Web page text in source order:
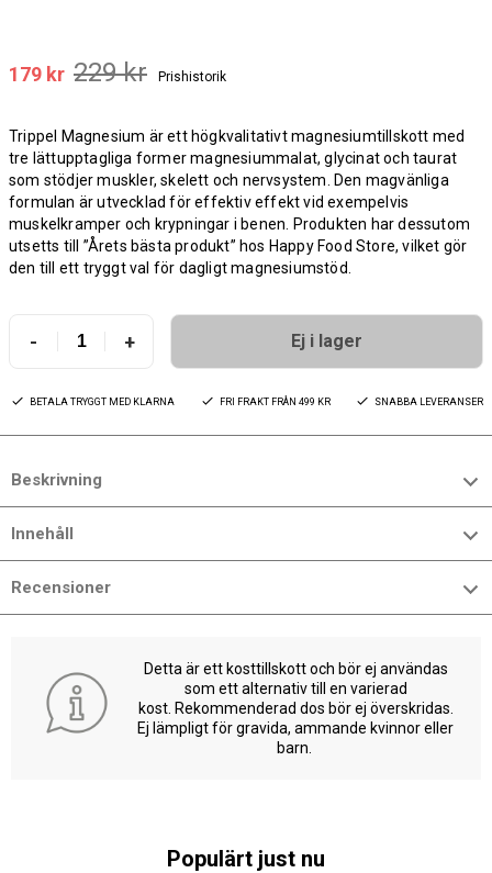
179 kr 229 kr Prishistorik
Trippel Magnesium är ett högkvalitativt magnesiumtillskott med
tre lättupptagliga former magnesiummalat, glycinat och taurat
som stödjer muskler, skelett och nervsystem. Den magvänliga
formulan är utvecklad för effektiv effekt vid exempelvis
muskelkramper och krypningar i benen. Produkten har dessutom
utsetts till ”Årets bästa produkt” hos Happy Food Store, vilket gör
den till ett tryggt val för dagligt magnesiumstöd.
- + Ej i lager
BETALA TRYGGT MED KLARNA FRI FRAKT FRÅN 499 KR SNABBA LEVERANSER
Beskrivning
Innehåll
Recensioner
Detta är ett kosttillskott och bör ej användas
som ett alternativ till en varierad
kost. Rekommenderad dos bör ej överskridas.
Ej lämpligt för gravida, ammande kvinnor eller
barn.
Populärt just nu